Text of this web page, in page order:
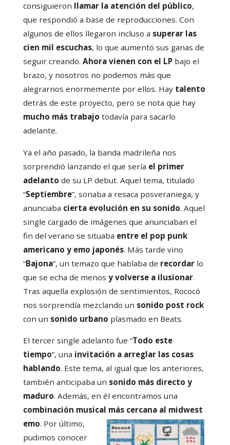
consiguieron llamar la atención del público,
que respondió a base de reproducciones. Con
algunos de ellos llegaron incluso a superar las
cien mil escuchas, lo que aumentó sus ganas de
seguir creando. Ahora vienen con el LPbajo el
brazo, y nosotros no podemos más que
alegrarnos enormemente por ellos. Hay talento
detrás de este proyecto, pero se nota que hay
mucho más trabajo todavía para sacarlo
adelante.
Ya el año pasado, la banda madrileña nos
sorprendió lanzando el que sería el primer
adelanto de su LP debut. Aquel tema, titulado
“Septiembre”, sonaba a resaca posveraniega, y
anunciaba cierta evolución en su sonido. Aquel
single cargado de imágenes que anunciaban el
fin del verano se situaba entre el pop punk
americano y emo japonés. Más tarde vino
“Bajona”, un temazo que hablaba de recordar lo
que se echa de menos y volverse a ilusionar.
Tras aquella explosión de sentimientos, Rococó
nos sorprendía mezclando un sonido post rock
con un sonido urbano plasmado en Beats.
El tercer single adelanto fue “Todo este
tiempo”, una invitación a arreglar las cosas
hablando. Este tema, al igual que los anteriores,
también anticipaba un sonido más directo y
maduro. Además, en él encontramos una
combinación musical más cercana al midwest
emo. Por último,
pudimos conocer